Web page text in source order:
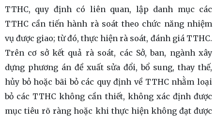
TTHC, quy định có liên quan, lập danh mục các
TTHC cần tiến hành rà soát theo chức năng nhiệm
vụ được giao; từ đó, thực hiện rà soát, đánh giá TTHC.
Trên cơ sở kết quả rà soát, các Sở, ban, ngành xây
dựng phương án đề xuất sửa đổi, bổ sung, thay thế,
hủy bỏ hoặc bãi bỏ các quy định về TTHC nhằm loại
bỏ các TTHC không cần thiết, không xác định được
mục tiêu rõ ràng hoặc khi thực hiện không đạt được